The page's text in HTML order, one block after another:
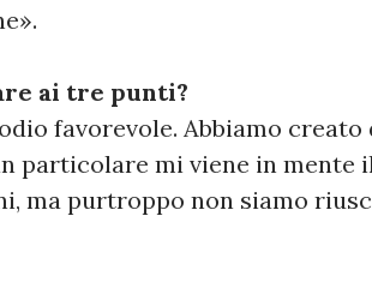
ai tre punti?
favorevole. Abbiamo
particolare mi viene in mente
ma purtroppo non siamo